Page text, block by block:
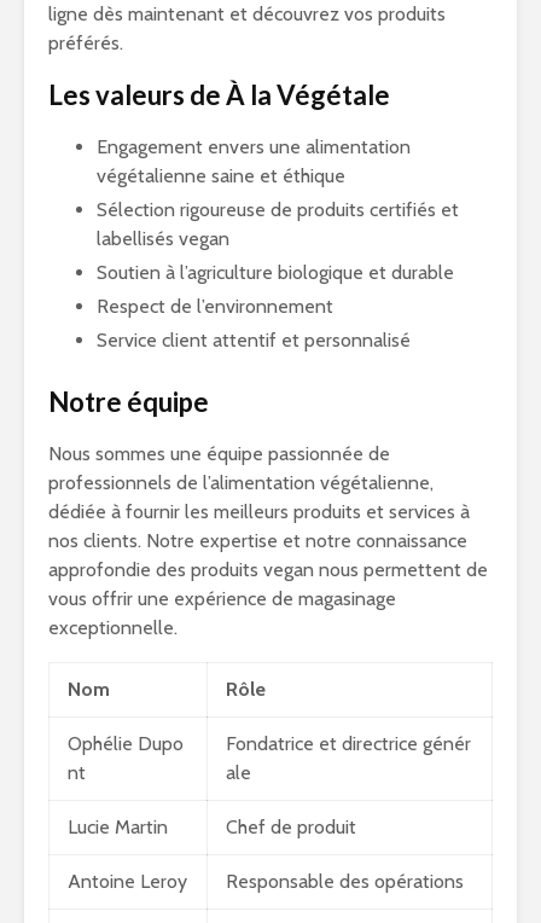
ligne dès maintenant et découvrez vos produits
préférés.
Les valeurs de À la Végétale
Engagement envers une alimentation
végétalienne saine et éthique
Sélection rigoureuse de produits certifiés et
labellisés vegan
Soutien à l’agriculture biologique et durable
Respect de l’environnement
Service client attentif et personnalisé
Notre équipe
Nous sommes une équipe passionnée de
professionnels de l’alimentation végétalienne,
dédiée à fournir les meilleurs produits et services à
nos clients. Notre expertise et notre connaissance
approfondie des produits vegan nous permettent de
vous offrir une expérience de magasinage
exceptionnelle.
Nom Rôle
Ophélie Dupo
nt
Fondatrice et directrice génér
ale
Lucie Martin Chef de produit
Antoine Leroy Responsable des opérations